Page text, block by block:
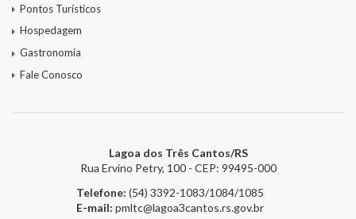
Pontos Turísticos
Hospedagem
Gastronomia
Fale Conosco
Lagoa dos Três Cantos/RS
Rua Ervino Petry, 100 - CEP: 99495-000
Telefone: (54) 3392-1083/1084/1085
E-mail: pmltc@lagoa3cantos.rs.gov.br